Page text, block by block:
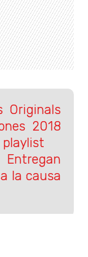
Originals
2018
la causa